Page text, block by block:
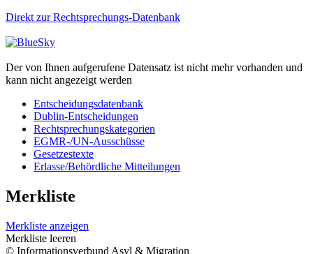
Direkt zur Rechtsprechungs-Datenbank
Der von Ihnen aufgerufene Datensatz ist nicht mehr vorhanden und
kann nicht angezeigt werden
Entscheidungsdatenbank
Dublin-Entscheidungen
Rechtsprechungskategorien
EGMR-/UN-Ausschüsse
Gesetzestexte
Erlasse/Behördliche Mitteilungen
Merkliste
Merkliste anzeigen
Merkliste leeren
© Informationsverbund Asyl & Migration